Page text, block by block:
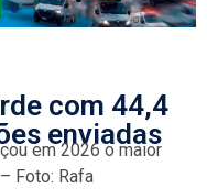
com 44,4
enviadas
em 2026 o maior
Foto: Rafa